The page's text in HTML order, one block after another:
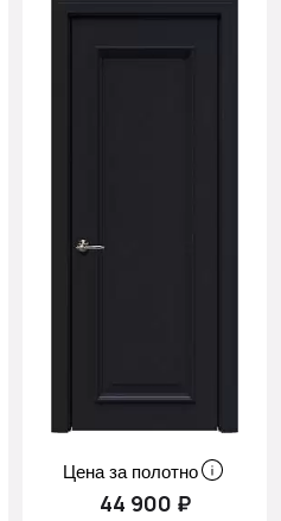
скидки
Цена за полотно
44 900 ₽